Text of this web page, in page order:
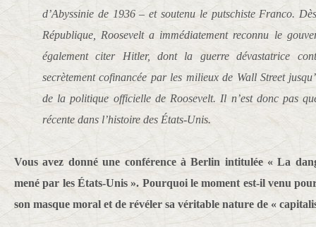
d’Abyssinie de 1936 – et soutenu le putschiste Franco.
République, Roosevelt a immédiatement reconnu le
également citer Hitler, dont la guerre dévastatrice
secrètement cofinancée par les milieux de Wall Street
de la politique officielle de Roosevelt. Il n’est donc pas
récente dans l’histoire des États-Unis.
Vous avez donné une conférence à Berlin intitulée « La
mené par les États-Unis ». Pourquoi le moment est-il venu
son masque moral et de révéler sa véritable nature de «